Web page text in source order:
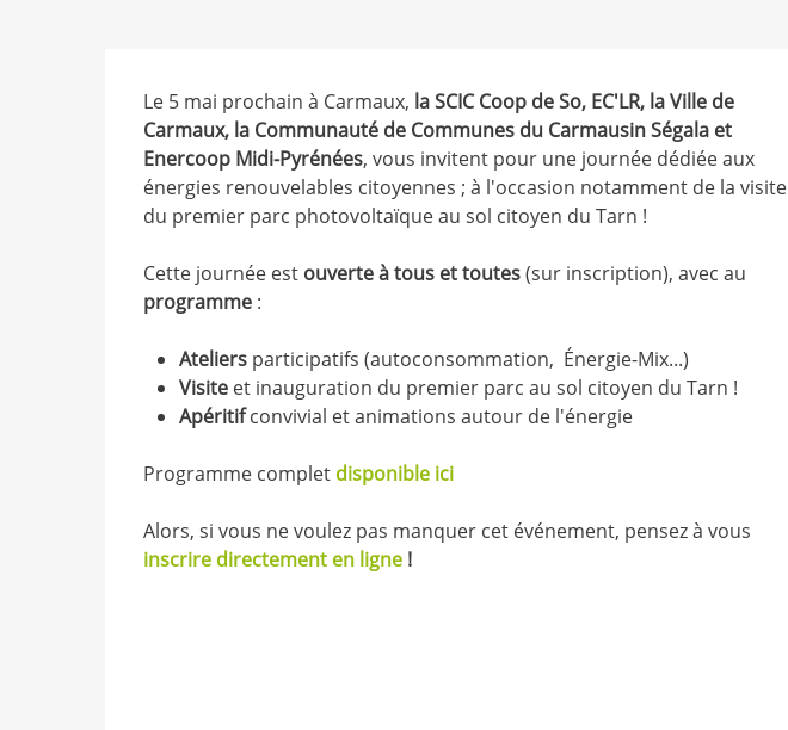
Le 5 mai prochain à Carmaux, la SCIC Coop de So, EC'LR, la Ville de
Carmaux, la Communauté de Communes du Carmausin Ségala et
Enercoop Midi-Pyrénées, vous invitent pour une journée dédiée aux
énergies renouvelables citoyennes ; à l'occasion notamment de la visite
du premier parc photovoltaïque au sol citoyen du Tarn !
Cette journée est ouverte à tous et toutes(sur inscription), avec au
programme :
Ateliers participatifs (autoconsommation, Énergie-Mix...)
Visite et inauguration du premier parc au sol citoyen du Tarn !
Apéritifconvivial et animations autour de l'énergie
Programme complet disponible ici
Alors, si vous ne voulez pas manquer cet événement, pensez à vous
inscrire directement en ligne !